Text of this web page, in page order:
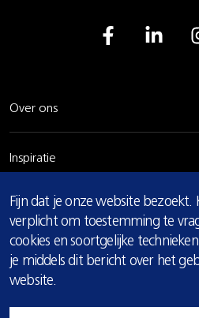
COOKIE
MELDING
Fijn dat je onze website bezoekt.
verplicht om toestemming te
cookies en soortgelijke
je middels dit bericht over het
website.
Over ons
Inspiratie
Rundvlees
Bereidingsadvies
Privacy & cookie verklaring